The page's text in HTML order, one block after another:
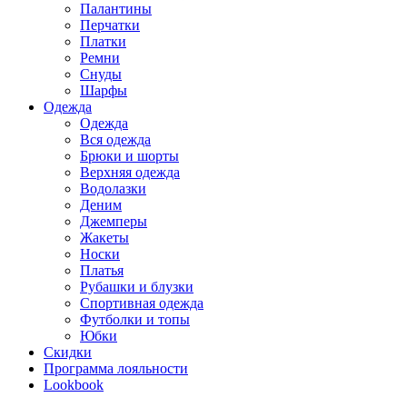
Палантины
Перчатки
Платки
Ремни
Снуды
Шарфы
Одежда
Одежда
Вся одежда
Брюки и шорты
Верхняя одежда
Водолазки
Деним
Джемперы
Жакеты
Носки
Платья
Рубашки и блузки
Спортивная одежда
Футболки и топы
Юбки
Скидки
Программа лояльности
Lookbook